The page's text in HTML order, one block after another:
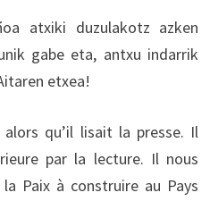
atxiki duzulakotz azken
gabe eta, antxu indarrik
etxea!
qu’il lisait la presse. Il
par la lecture. Il nous
Paix à construire au Pays